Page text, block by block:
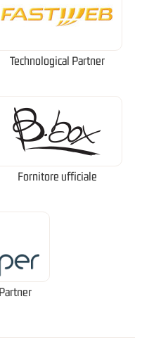
Technological Partner
Fornitore ufficiale